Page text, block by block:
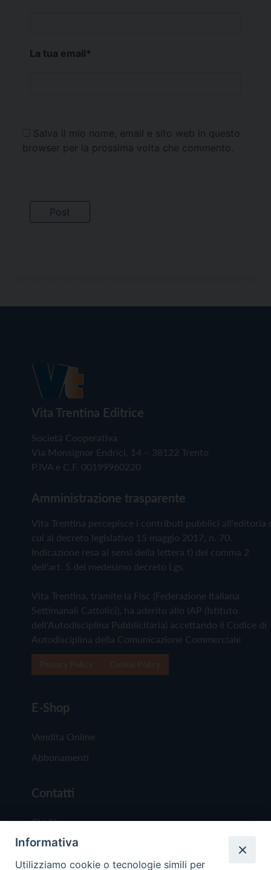
La tua email*
Salva il mio nome, email e sito web in questo
browser per la prossima volta che commento.
Vita Trentina Editrice
Società Cooperativa
Via Monsignor Endrici, 14 – 38122 Trento
P.IVA e C.F. 00199960220
Amministrazione trasparente
Vita Trentina percepisce i contributi pubblici all'editoria
cui al decreto legislativo 15 maggio 2017, n. 70.
Indicazione resa ai sensi della lettera f) del comma 2
dell'art. 5 del medesimo decreto Lgs.
Vita Trentina, tramite la Fisc (Federazione Italiana
Settimanali Cattolici), ha aderito allo IAP (Istituto
dell'Autodisciplina Pubblicitaria) accettando il Codice di
Autodisciplina della Comunicazione Commerciale
E-Shop
Vendita Online
Abbonamenti
Contatti
Chi Siamo
Redazione
Scrivici
Informativa
Utilizziamo cookie o tecnologie simili per